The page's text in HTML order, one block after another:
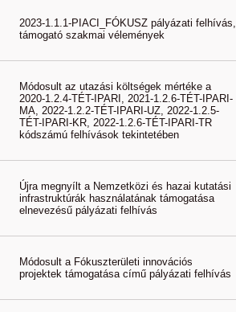
2023-1.1.1-PIACI_FÓKUSZ pályázati felhívás,
támogató szakmai vélemények
Módosult az utazási költségek mértéke a
2020-1.2.4-TÉT-IPARI, 2021-1.2.6-TÉT-IPARI-
MA, 2022-1.2.2-TÉT-IPARI-UZ, 2022-1.2.5-
TÉT-IPARI-KR, 2022-1.2.6-TÉT-IPARI-TR
kódszámú felhívások tekintetében
Újra megnyílt a Nemzetközi és hazai kutatási
infrastruktúrák használatának támogatása
elnevezésű pályázati felhívás
Módosult a Fókuszterületi innovációs
projektek támogatása című pályázati felhívás